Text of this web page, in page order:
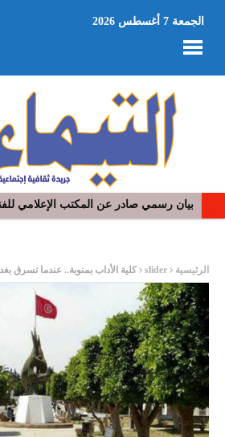
الجمعة 7 أغسطس 2026
في افتتاح مهرجان بومخلوف الدولي:
الرئيسية slider كلية الأداب بمنوبة.. عندما تسرق